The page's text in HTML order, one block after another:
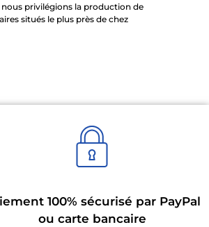
privilégions la production de
situés le plus près de chez
100% sécurisé par PayPal
ou carte bancaire